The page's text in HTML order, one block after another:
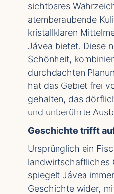
sichtbares
atemberaubende
kristallklaren
Jávea bietet. Diese
Schönheit,
durchdachten
hat das Gebiet frei
gehalten, das
und unberührte
Geschichte trifft
Ursprünglich ein
landwirtschaftliches
spiegelt Jávea
Geschichte wider,